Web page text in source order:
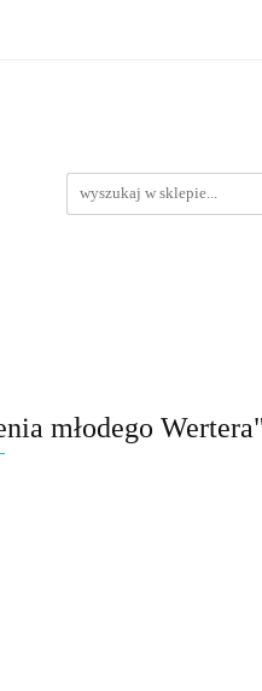
młodego